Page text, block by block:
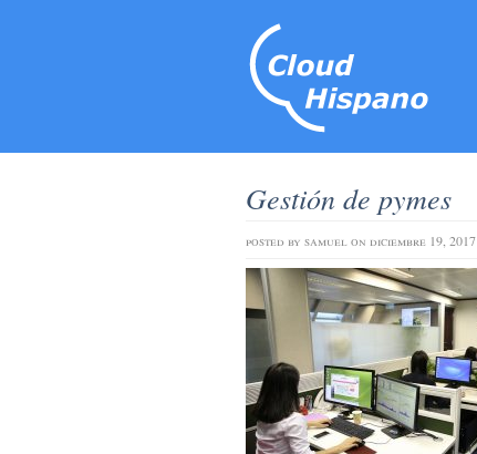
Gestión de pymes
posted by samuel on diciembre 19, 2017